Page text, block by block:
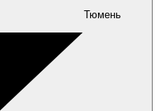
Тюмень